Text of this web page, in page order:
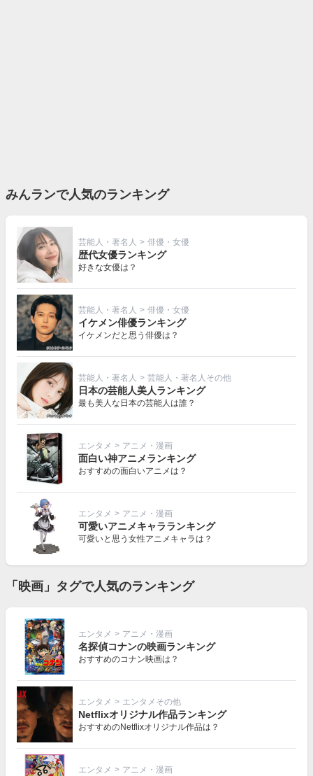
みんランで人気のランキング
芸能人・著名人 > 俳優・女優
歴代女優ランキング
好きな女優は？
芸能人・著名人 > 俳優・女優
イケメン俳優ランキング
イケメンだと思う俳優は？
芸能人・著名人 > 芸能人・著名人その他
日本の芸能人美人ランキング
最も美人な日本の芸能人は誰？
エンタメ > アニメ・漫画
面白い神アニメランキング
おすすめの面白いアニメは？
エンタメ > アニメ・漫画
可愛いアニメキャラランキング
可愛いと思う女性アニメキャラは？
「映画」タグで人気のランキング
エンタメ > アニメ・漫画
名探偵コナンの映画ランキング
おすすめのコナン映画は？
エンタメ > エンタメその他
Netflixオリジナル作品ランキング
おすすめのNetflixオリジナル作品は？
エンタメ > アニメ・漫画